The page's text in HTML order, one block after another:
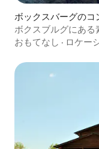
ボックスバーグのコ
ボクスブルグにある
おもてなし · ロケー